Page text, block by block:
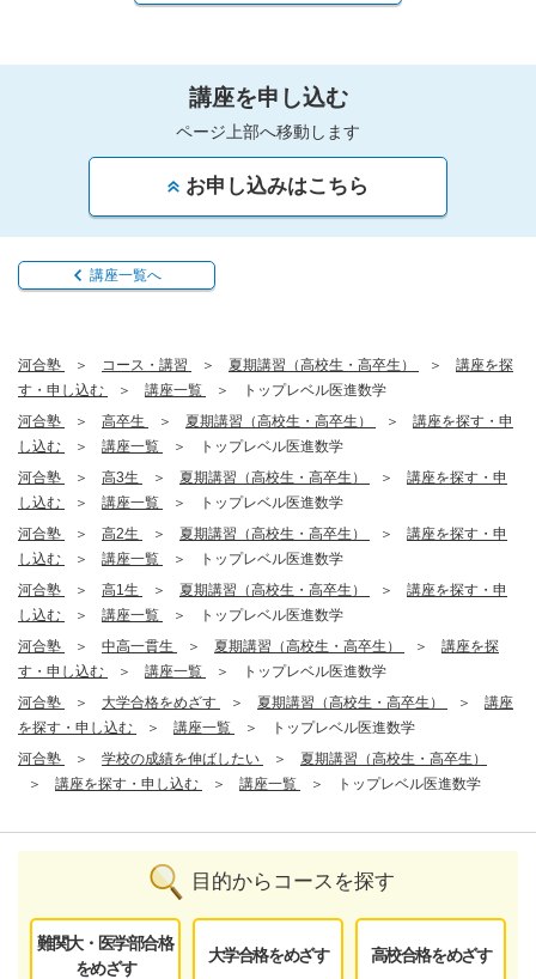
講座を申し込む
ページ上部へ移動します
お申し込みはこちら
講座一覧へ
河合塾 コース・講習 夏期講習（高校生・高卒生）
講座を探
す・申し込む
講座一覧
トップレベル医進数学
河合塾
高卒生 夏期講習（高校生・高卒生）
講座を探す・申
し込む
講座一覧
トップレベル医進数学
河合塾
高3生 夏期講習（高校生・高卒生）
講座を探す・申
し込む
講座一覧
トップレベル医進数学
河合塾
高2生 夏期講習（高校生・高卒生）
講座を探す・申
し込む
講座一覧
トップレベル医進数学
河合塾
高1生 夏期講習（高校生・高卒生）
講座を探す・申
し込む
講座一覧
トップレベル医進数学
河合塾
中高一貫生 夏期講習（高校生・高卒生）
講座を探
す・申し込む
講座一覧
トップレベル医進数学
河合塾
大学合格をめざす 夏期講習（高校生・高卒生）
講座
を探す・申し込む
講座一覧
トップレベル医進数学
河合塾
学校の成績を伸ばしたい
夏期講習（高校生・高卒生）
講座を探す・申し込む
講座一覧 トップレベル医進数学
目的からコースを探す
難関大・医学部合格
をめざす
大学合格をめざす 高校合格をめざす